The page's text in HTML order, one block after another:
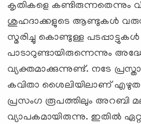
കൃതികളെ കണ്ടിരുന്നതെന്നും
ശുഹദാക്കളുടെ ആണ്ടുകള്‍
സ്മരിച്ചു കൊണ്ടുള്ള പടപ്പാട്ടുകള്‍
പാടാറുണ്ടായിരുന്നെന്നും
വ്യക്തമാക്കുന്നുണ്ട്. നടേ
കവിതാ ശൈലിയിലാണ്
പ്രസംഗ രൂപത്തിലും അറബി
വ്യാപകമായിരുന്നു. ഇതില്‍